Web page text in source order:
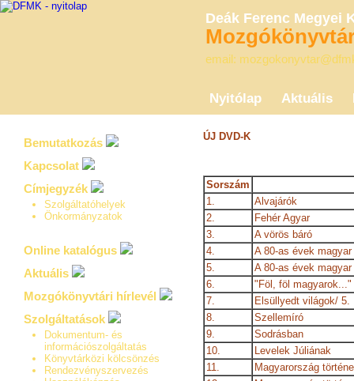
Deák Ferenc Megyei
email:
Nyitólap Aktuális
Bemutatkozás
Kapcsolat
Címjegyzék
Szolgáltatóhelyek
Önkormányzatok
Online katalógus
Aktuális
Mozgókönyvtári hírlevél
Szolgáltatások
Dokumentum- és
információszolgáltatás
Könyvtárközi kölcsönzés
Rendezvényszervezés
ÚJ DVD-K
Sorszám
1.
Alvajárók
2.
Fehér Agyar
3.
A vörös báró
4.
A 80-as évek
5.
A 80-as évek
6.
"Föl, föl magyarok..."
7.
Elsüllyedt világok/ 5.
8.
Szellemíró
9.
Sodrásban
10.
Levelek Júliának
11.
Magyarország